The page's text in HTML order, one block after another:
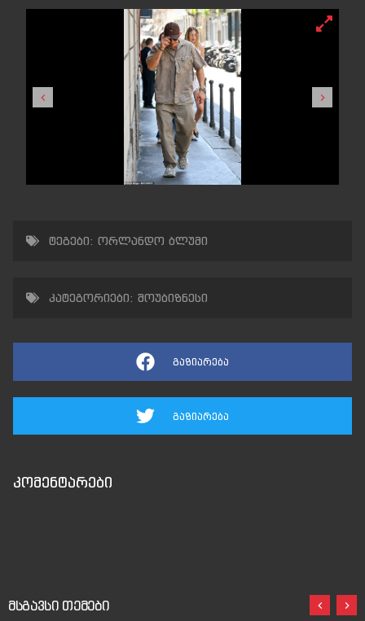
ტეგები: ორლანდო ბლუმი
კატეგორიები: შოუბიზნესი
გაზიარება
გაზიარება
კომენტარები
მსგავსი თემები